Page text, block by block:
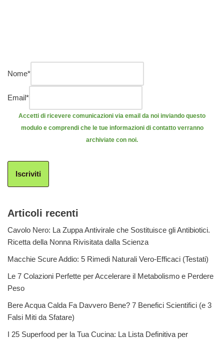
Nome*
Email*
Accetti di ricevere comunicazioni via email da noi inviando questo
modulo e comprendi che le tue informazioni di contatto verranno
archiviate con noi.
Iscriviti
Articoli recenti
Cavolo Nero: La Zuppa Antivirale che Sostituisce gli Antibiotici.
Ricetta della Nonna Rivisitata dalla Scienza
Macchie Scure Addio: 5 Rimedi Naturali Vero-Efficaci (Testati)
Le 7 Colazioni Perfette per Accelerare il Metabolismo e Perdere
Peso
Bere Acqua Calda Fa Davvero Bene? 7 Benefici Scientifici (e 3
Falsi Miti da Sfatare)
I 25 Superfood per la Tua Cucina: La Lista Definitiva per